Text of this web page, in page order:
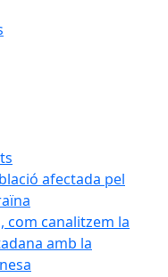
afectada pel
com canalitzem la
amb la